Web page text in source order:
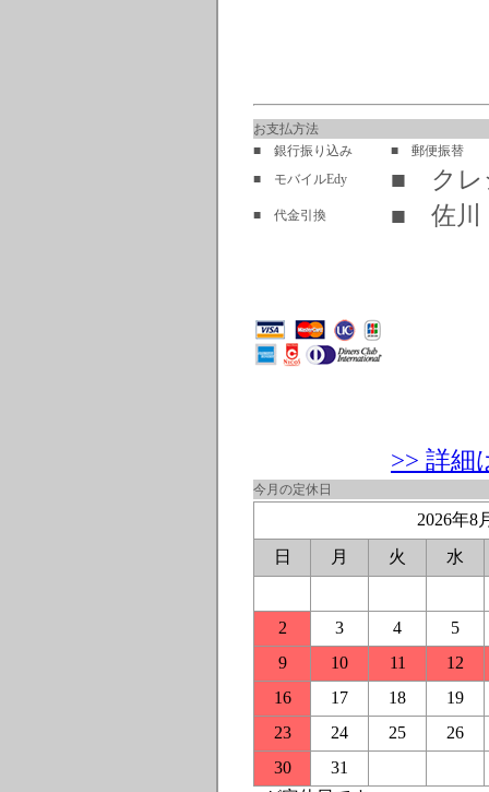
お支払方法
■ 銀行振り込み
■ 郵便振替
■ モバイルEdy
■ クレ
■ 代金引換 ■ 佐川
>> 詳細
今月の定休日
2026年8
日
月 火 水
2 3 4
5
9
10 11
12
16
17 18
19
23
24 25
26
30
31